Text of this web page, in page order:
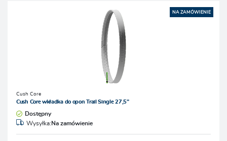
NA ZAMÓWIENIE
Cush Core
Cush Core wkładka do opon Trail Single 27,5"
Dostępny
Wysyłka:Na zamówienie